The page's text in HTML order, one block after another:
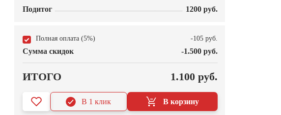
Подитог 1200 руб.
Полная оплата (5%) -105 руб.
Сумма скидок -1.500 руб.
ИТОГО 1.100 руб.
В корзину
В 1 клик